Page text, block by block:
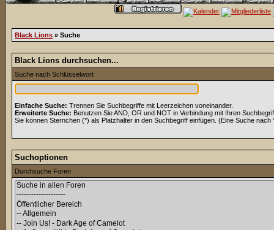
Black Lions » Suche
Black Lions durchsuchen...
Suche nach Schlüsselwort
Einfache Suche: Trennen Sie Suchbegriffe mit Leerzeichen voneinander.
Erweiterte Suche: Benutzen Sie AND, OR und NOT in Verbindung mit Ihren
Sie können Sternchen (*) als Platzhalter in den Suchbegriff einfügen. (Eine Suche
Suchoptionen
Durchsuche Foren